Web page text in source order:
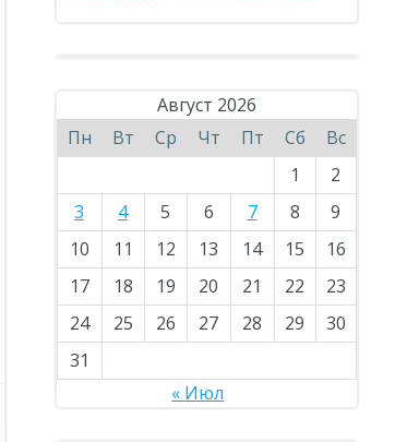
Август 2026
Пн
Вт Ср Чт Пт Сб
Вс
1
2
3
4 5 6 7 8
9
10
11 12 13 14 15
16
17
18 19 20 21 22
23
24
25 26 27 28 29
30
31
« Июл